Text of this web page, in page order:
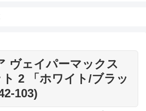
ヴェイパーマックス
2 「ホワイト/ブラッ
103)